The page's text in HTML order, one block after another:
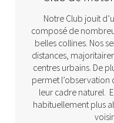
Notre Club jouit
composé de
belles collines. Nos
distances,
centres urbains. De
permet l’observation
leur cadre naturel.
habituellement plus